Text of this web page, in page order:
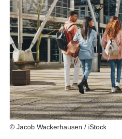
© Jacob Wackerhausen / iStock